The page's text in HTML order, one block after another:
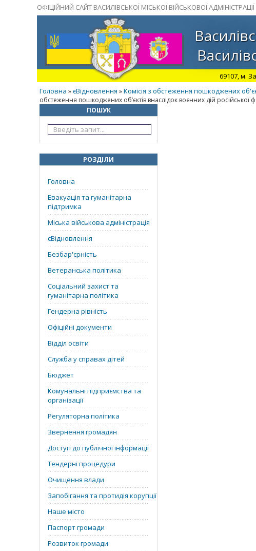
ОФІЦІЙНИЙ САЙТ ВАСИЛІВСЬКОЇ МІСЬКОЇ ВІЙСЬКОВОЇ АДМІНІСТРАЦІЇ
69107, м.
Головна »єВідновлення »Комісія з обстеження пошкоджених
обстеження пошкоджених об’єктів внаслідок воєнних дій російської
ПОШУК
РОЗДІЛИ
Головна
Евакуація та гуманітарна
підтримка
Міська військова адміністрація
єВідновлення
Безбар'єрність
Ветеранська політика
Соціальний захист та
гуманітарна політика
Гендерна рівність
Офіційні документи
Відділ освіти
Служба у справах дітей
Бюджет
Комунальні підприємства та
організації
Регуляторна політика
Звернення громадян
Доступ до публічної інформації
Тендерні процедури
Очищення влади
Запобігання та протидія корупції
Наше місто
Паспорт громади
Розвиток громади